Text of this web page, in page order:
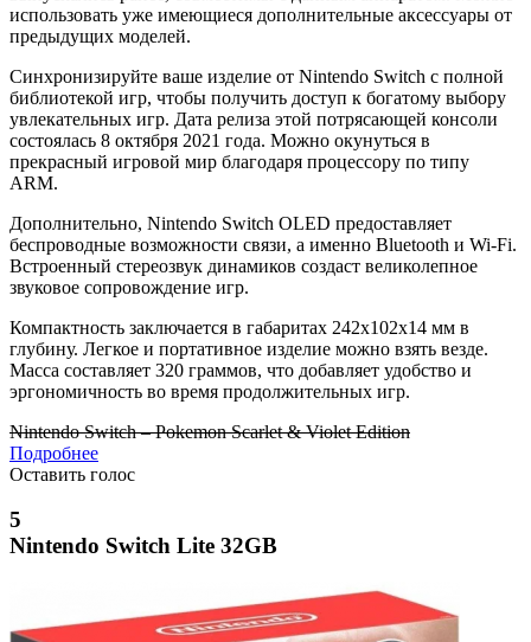
использовать уже имеющиеся дополнительные аксессуары от
предыдущих моделей.
Синхронизируйте ваше изделие от Nintendo Switch с полной
библиотекой игр, чтобы получить доступ к богатому выбору
увлекательных игр. Дата релиза этой потрясающей консоли
состоялась 8 октября 2021 года. Можно окунуться в
прекрасный игровой мир благодаря процессору по типу
ARM.
Дополнительно, Nintendo Switch OLED предоставляет
беспроводные возможности связи, а именно Bluetooth и Wi-Fi.
Встроенный стереозвук динамиков создаст великолепное
звуковое сопровождение игр.
Компактность заключается в габаритах 242х102х14 мм в
глубину. Легкое и портативное изделие можно взять везде.
Масса составляет 320 граммов, что добавляет удобство и
эргономичность во время продолжительных игр.
Nintendo Switch – Pokemon Scarlet & Violet Edition
Подробнее
Оставить голос
5
Nintendo Switch Lite 32GB